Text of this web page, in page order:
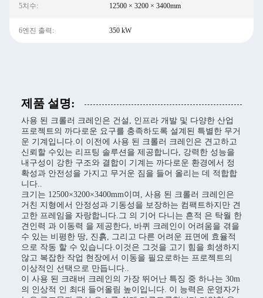
5치수: 12500 × 3200 × 3400mm
6엔진 출력: 350 kW
제품 설명:
사용 된 크롤러 크레인은 건설, 인프라 개발 및 다양한 산업
프로젝트의 까다로운 요구를 충족하도록 설계된 특별한 무거
운 기계입니다.이 이전에 사용 된 크롤러 크레인은 견고하고
신뢰할 수있는 리프팅 솔루션을 제공합니다, 강력한 성능을
내구성이 강한 구조와 결합이 기계는 까다로운 환경에서 정
확성과 안전성을 가지고 무거운 짐을 들어 올리는 데 적합합
니다..
크기는 12500×3200×3400mm이며, 사용 된 크롤러 크레인은
거친 지형에서 안정성과 기동성을 보장하는 컴팩트하지만 견
고한 프레임을 자랑합니다.그 의 기어 다니는 흔적 은 탁월 한
견인력 과 이동력 을 제공한다, 바퀴 크레인이 어려움을 겪을
수 있는 비평한 땅, 진흙, 그리고 다른 어려운 표면에 효율적
으로 작동 할 수 있습니다.이것은 그것을 고기 힘을 희생하지
않고 복잡한 작업 현장에서 이동을 필요로하는 프로젝트의
이상적인 선택으로 만듭니다..
이 사용 된 크래버 크레인의 가장 뛰어난 특징 중 하나는 30m
의 인상적 인 최대 들어올림 높이입니다. 이 능력은 운영자가